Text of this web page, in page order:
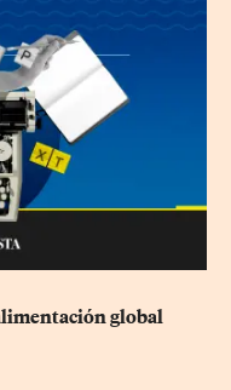
global